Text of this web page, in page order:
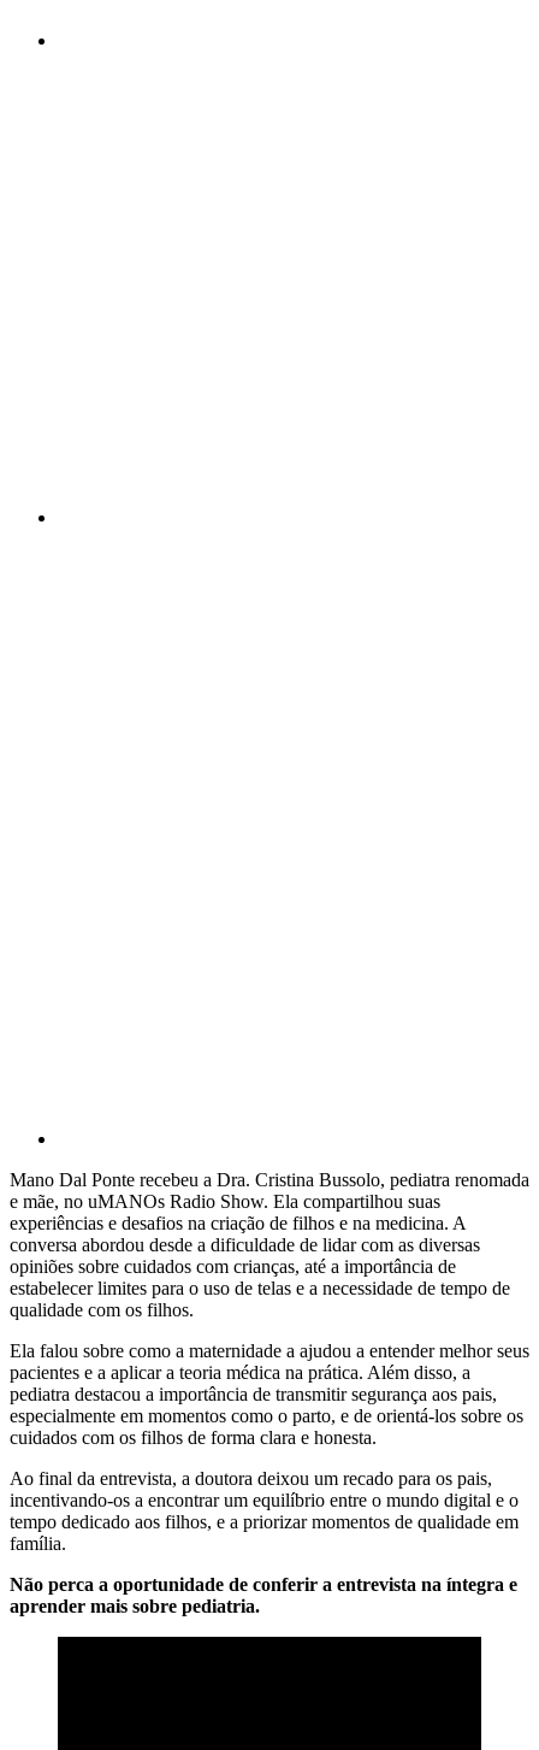
Mano Dal Ponte recebeu a Dra. Cristina Bussolo, pediatra renomada
e mãe, no uMANOs Radio Show. Ela compartilhou suas
experiências e desafios na criação de filhos e na medicina. A
conversa abordou desde a dificuldade de lidar com as diversas
opiniões sobre cuidados com crianças, até a importância de
estabelecer limites para o uso de telas e a necessidade de tempo de
qualidade com os filhos.
Ela falou sobre como a maternidade a ajudou a entender melhor seus
pacientes e a aplicar a teoria médica na prática. Além disso, a
pediatra destacou a importância de transmitir segurança aos pais,
especialmente em momentos como o parto, e de orientá-los sobre os
cuidados com os filhos de forma clara e honesta.
Ao final da entrevista, a doutora deixou um recado para os pais,
incentivando-os a encontrar um equilíbrio entre o mundo digital e o
tempo dedicado aos filhos, e a priorizar momentos de qualidade em
família.
Não perca a oportunidade de conferir a entrevista na íntegra e
aprender mais sobre pediatria.